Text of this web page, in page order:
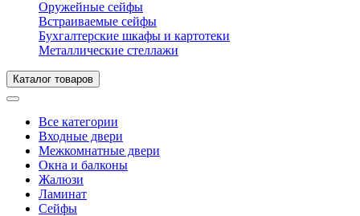
Оружейные сейфы
Встраиваемые сейфы
Бухгалтерские шкафы и картотеки
Металлические стеллажи
Каталог товаров
Все категории
Входные двери
Межкомнатные двери
Окна и балконы
Жалюзи
Ламинат
Сейфы